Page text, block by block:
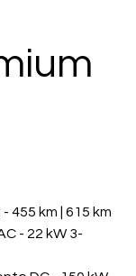
455 km | 615 km
- 22 kW 3-